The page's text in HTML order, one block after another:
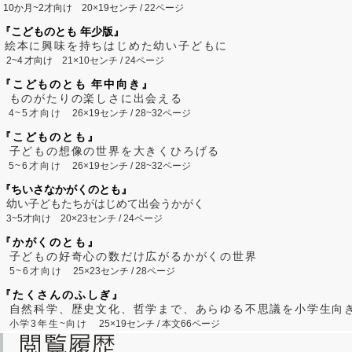
10か月~2才向け 20×19センチ / 22ページ
『こどものとも 年少版』
絵本に興味を持ちはじめた幼い子どもに
2~4 才向け 21×10センチ / 24ページ
『こどものとも 年中向き』
ものがたりの楽しさに出会える
4~5才向け26×19センチ / 28~32ページ
『こどものとも』
子どもの想像の世界を大きくひろげる
5~6才向け26×19センチ / 28~32ページ
『ちいさなかがくのとも』
幼い子どもたちがはじめて出会うかがく
3~5才向け 20×23センチ / 24ページ
『かがくのとも』
子どもの好奇心の数だけ広がるかがくの世界
5~6才向け25×23センチ / 28ページ
『たくさんのふしぎ』
自然科学、歴史文化、哲学まで、あらゆる不思議を小学生向
小学3年生~向け 25×19センチ / 本文66ページ
閲覧履歴